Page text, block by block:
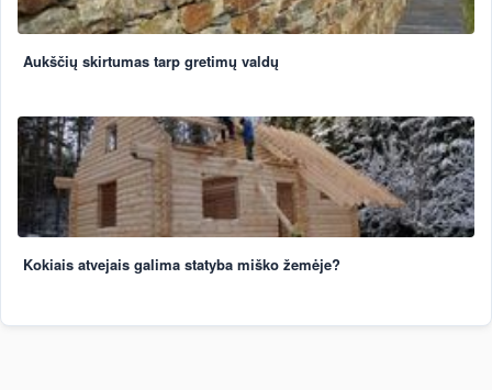
Aukščių skirtumas tarp gretimų valdų
Kokiais atvejais galima statyba miško žemėje?